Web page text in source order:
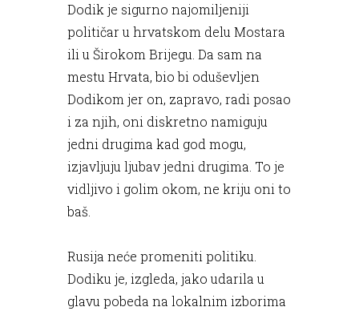
Dodik je sigurno najomiljeniji
političar u hrvatskom delu Mostara
ili u Širokom Brijegu. Da sam na
mestu Hrvata, bio bi oduševljen
Dodikom jer on, zapravo, radi posao
i za njih, oni diskretno namiguju
jedni drugima kad god mogu,
izjavljuju ljubav jedni drugima. To je
vidljivo i golim okom, ne kriju oni to
baš.
Rusija neće promeniti politiku.
Dodiku je, izgleda, jako udarila u
glavu pobeda na lokalnim izborima